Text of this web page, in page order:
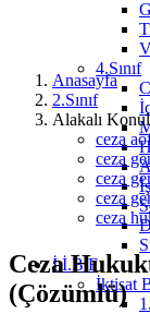
4.Sınıf
İ.İ.B.F
İktisat
Anasayfa
2.Sınıf
Alakalı
ceza
ceza
ceza
ceza
ceza
Ceza
(Çözümlü)